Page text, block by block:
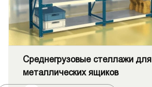
Среднегрузовые стеллажи для
металлических ящиков